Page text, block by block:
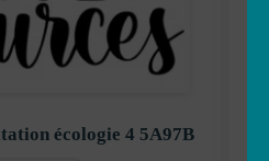
écologie 4 5A97B